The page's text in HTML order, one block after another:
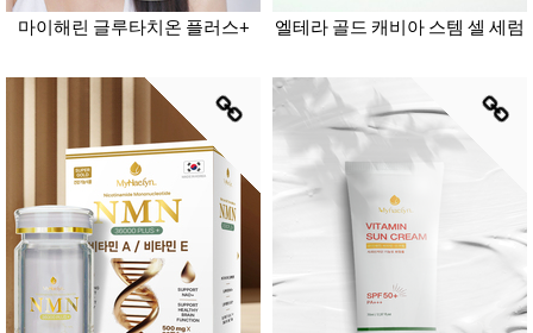
마이해린 글루타치온 플러스+ 엘테라 골드 캐비아 스템 셀 세럼